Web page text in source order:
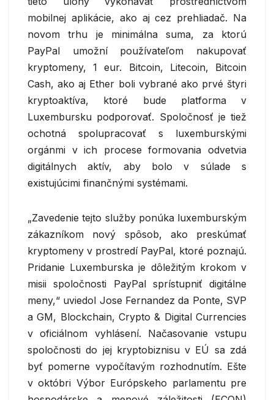
mobilnej aplikácie, ako aj cez prehliadač. Na
novom trhu je minimálna suma, za ktorú
PayPal umožní používateľom nakupovať
kryptomeny, 1 eur. Bitcoin, Litecoin, Bitcoin
Cash, ako aj Ether boli vybrané ako prvé štyri
kryptoaktíva, ktoré bude platforma v
Luxembursku podporovať. Spoločnosť je tiež
ochotná spolupracovať s luxemburskými
orgánmi v ich procese formovania odvetvia
digitálnych aktív, aby bolo v súlade s
existujúcimi finančnými systémami.
„Zavedenie tejto služby ponúka luxemburským
zákazníkom nový spôsob, ako preskúmať
kryptomeny v prostredí PayPal, ktoré poznajú.
Pridanie Luxemburska je dôležitým krokom v
misii spoločnosti PayPal sprístupniť digitálne
meny,“ uviedol Jose Fernandez da Ponte, SVP
a GM, Blockchain, Crypto & Digital Currencies
v oficiálnom vyhlásení. Načasovanie vstupu
spoločnosti do jej kryptobiznisu v EÚ sa zdá
byť pomerne vypočítavým rozhodnutím. Ešte
v októbri Výbor Európskeho parlamentu pre